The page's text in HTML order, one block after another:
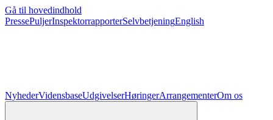
Gå til hovedindhold
PressePuljerInspektorrapporterSelvbetjeningEnglish
NyhederVidensbaseUdgivelserHøringerArrangementerOm os